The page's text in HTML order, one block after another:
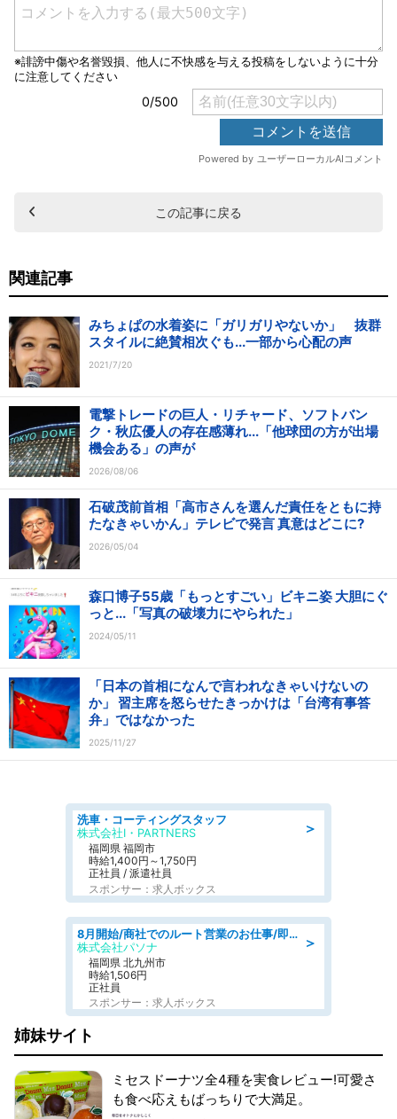
この記事に戻る
関連記事
みちょぱの水着姿に「ガリガリやないか」 抜群
スタイルに絶賛相次ぐも...一部から心配の声
2021/7/20
電撃トレードの巨人・リチャード、ソフトバン
ク・秋広優人の存在感薄れ...「他球団の方が出場
機会ある」の声が
2026/08/06
石破茂前首相「高市さんを選んだ責任をともに持
たなきゃいかん」テレビで発言 真意はどこに?
2026/05/04
森口博子55歳「もっとすごい」ビキニ姿 大胆にぐ
っと...「写真の破壊力にやられた」
2024/05/11
「日本の首相になんで言われなきゃいけないの
か」 習主席を怒らせたきっかけは「台湾有事答
弁」ではなかった
2025/11/27
＞
洗車・コーティングスタッフ
株式会社I・PARTNERS
福岡県 福岡市
時給1,400円～1,750円
正社員 / 派遣社員
スポンサー：求人ボックス
＞
8月開始/商社でのルート営業のお仕事/即日勤務可/車通勤可/営業
株式会社パソナ
福岡県 北九州市
時給1,506円
正社員
スポンサー：求人ボックス
姉妹サイト
ミセスドーナツ全4種を実食レビュー!可愛さ
も食べ応えもばっちりで大満足。